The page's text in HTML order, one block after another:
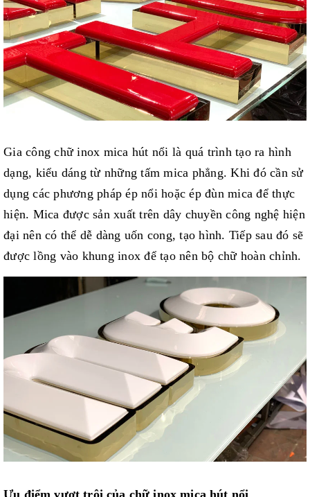
Gia công chữ inox mica hút nổi là quá trình tạo ra hình
dạng, kiểu dáng từ những tấm mica phẳng. Khi đó cần sử
dụng các phương pháp ép nổi hoặc ép đùn mica để thực
hiện. Mica được sản xuất trên dây chuyền công nghệ hiện
đại nên có thể dễ dàng uốn cong, tạo hình. Tiếp sau đó sẽ
được lồng vào khung inox để tạo nên bộ chữ hoàn chỉnh.
Ưu điểm vượt trội của chữ inox mica hút nổi